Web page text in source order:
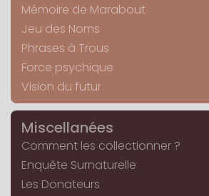
Mémoire de Marabout
Jeu des Noms
Phrases à Trous
Force psychique
Vision du futur
Miscellanées
Comment les collectionner ?
Enquête Surnaturelle
Les Donateurs